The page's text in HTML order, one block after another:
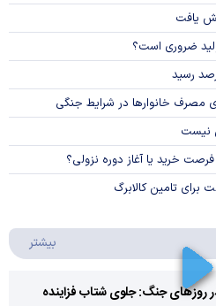
یافت
ضروری است؟
مصرف خانوار‌ها در شرایط جنگی
نیست
بیشتر
روزهای جنگ: جلوی شتاب فزاینده